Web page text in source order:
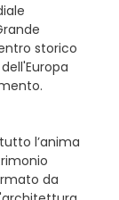
storico
l’anima
da